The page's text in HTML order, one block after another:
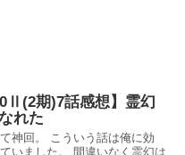
期)7話感想】霊幻
れた
神回。 こういう話は俺に効
いました。 間違いなく霊幻は